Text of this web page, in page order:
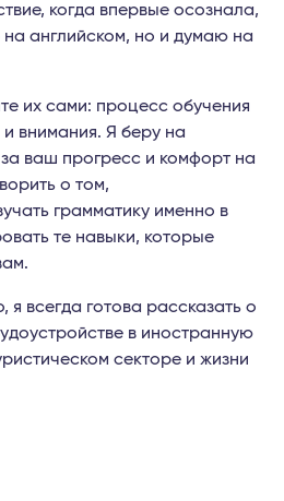
когда впервые осознала,
английском, но и думаю на
их сами: процесс обучения
внимания. Я беру на
за ваш прогресс и комфорт на
о том,
грамматику именно в
те навыки, которые
я всегда готова рассказать о
в иностранную
секторе и жизни